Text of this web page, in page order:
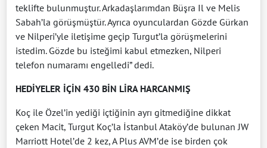
teklifte bulunmuştur. Arkadaşlarımdan Büşra Il ve Melis
Sabah’la görüşmüştür. Ayrıca oyunculardan Gözde Gürkan
ve Nilperi’yle iletişime geçip Turgut’la görüşmelerini
istedim. Gözde bu isteğimi kabul etmezken, Nilperi
telefon numaramı engelledi” dedi.
HEDİYELER İÇİN 430 BİN LİRA HARCANMIŞ
Koç ile Özel’in yediği içtiğinin ayrı gitmediğine dikkat
çeken Macit, Turgut Koç’la İstanbul Ataköy’de bulunan JW
Marriott Hotel’de 2 kez, A Plus AVM’de ise birden çok